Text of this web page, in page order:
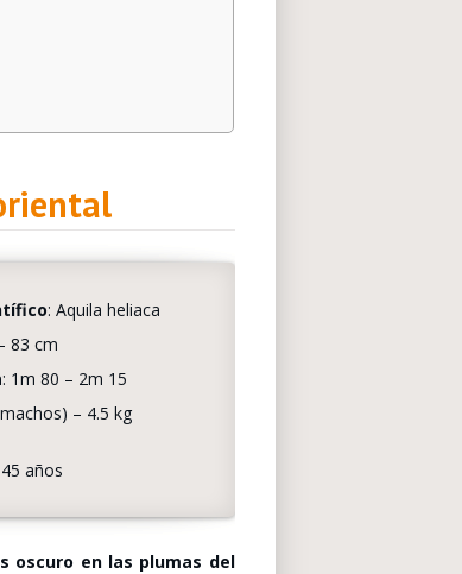
: Aquila heliaca
83 cm
: 1m 80 – 2m 15
– 4.5 kg
años
oscuro en las plumas del